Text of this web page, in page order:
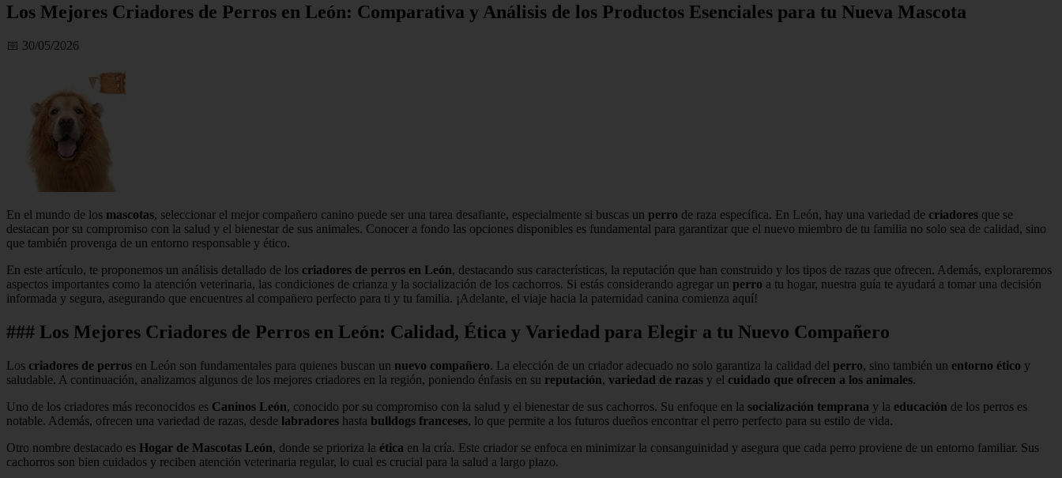
Los Mejores Criadores de Perros en León: Comparativa y Análisis de los Productos Esenciales para tu Nueva Mascota
📅 30/05/2026
En el mundo de los mascotas, seleccionar el mejor compañero canino puede ser una tarea desafiante, especialmente si buscas un perro de raza específica. En León, hay una variedad de criadores que se
destacan por su compromiso con la salud y el bienestar de sus animales. Conocer a fondo las opciones disponibles es fundamental para garantizar que el nuevo miembro de tu familia no solo sea de calidad, sino
que también provenga de un entorno responsable y ético.
En este artículo, te proponemos un análisis detallado de los criadores de perros en León, destacando sus características, la reputación que han construido y los tipos de razas que ofrecen. Además, exploraremos
aspectos importantes como la atención veterinaria, las condiciones de crianza y la socialización de los cachorros. Si estás considerando agregar un perro a tu hogar, nuestra guía te ayudará a tomar una decisión
informada y segura, asegurando que encuentres al compañero perfecto para ti y tu familia. ¡Adelante, el viaje hacia la paternidad canina comienza aquí!
### Los Mejores Criadores de Perros en León: Calidad, Ética y Variedad para Elegir a tu Nuevo Compañero
Los criadores de perros en León son fundamentales para quienes buscan un nuevo compañero. La elección de un criador adecuado no solo garantiza la calidad del perro, sino también un entorno ético y
saludable. A continuación, analizamos algunos de los mejores criadores en la región, poniendo énfasis en su reputación, variedad de razas y el cuidado que ofrecen a los animales.
Uno de los criadores más reconocidos es Caninos León, conocido por su compromiso con la salud y el bienestar de sus cachorros. Su enfoque en la socialización temprana y la educación de los perros es
notable. Además, ofrecen una variedad de razas, desde labradores hasta bulldogs franceses, lo que permite a los futuros dueños encontrar el perro perfecto para su estilo de vida.
Otro nombre destacado es Hogar de Mascotas León, donde se prioriza la ética en la cría. Este criador se enfoca en minimizar la consanguinidad y asegura que cada perro proviene de un entorno familiar. Sus
cachorros son bien cuidados y reciben atención veterinaria regular, lo cual es crucial para la salud a largo plazo.